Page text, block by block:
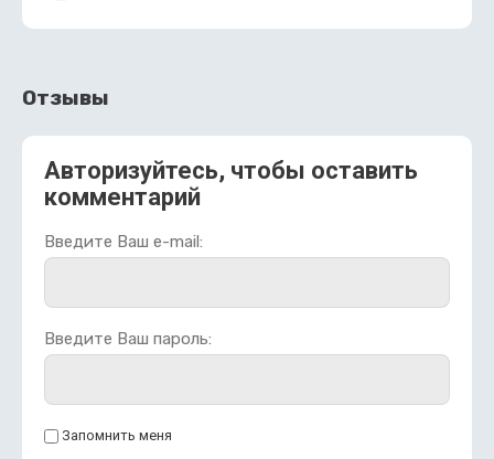
Отзывы
Авторизуйтесь, чтобы оставить
комментарий
Введите Ваш e-mail:
Введите Ваш пароль:
Запомнить меня